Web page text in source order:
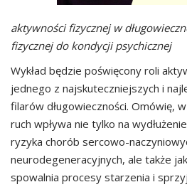
aktywności fizycznej w
fizycznej do kondycji psychicznej
Wykład będzie poświęcony roli
jednego z najskuteczniejszych i
filarów długowieczności. Omówię,
ruch wpływa nie tylko na
ryzyka chorób sercowo-
neurodegeneracyjnych, ale także
spowalnia procesy starzenia i